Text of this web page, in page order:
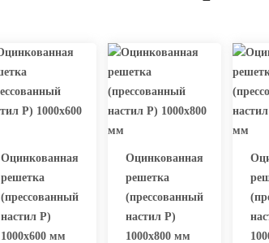
Оцинкованная
решетка
(прессованный
настил Р)
1000х600 мм
Оцинкованная
решетка
(прессованный
настил Р)
1000х800 мм